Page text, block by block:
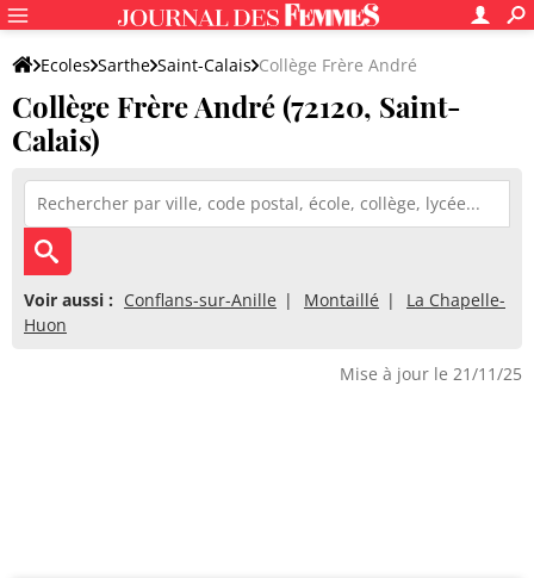
Ecoles Sarthe Saint-Calais Collège Frère André
Collège Frère André (72120, Saint-
Calais)
Voir aussi : Conflans-sur-Anille Montaillé
La Chapelle-
Huon
Mise à jour le 21/11/25